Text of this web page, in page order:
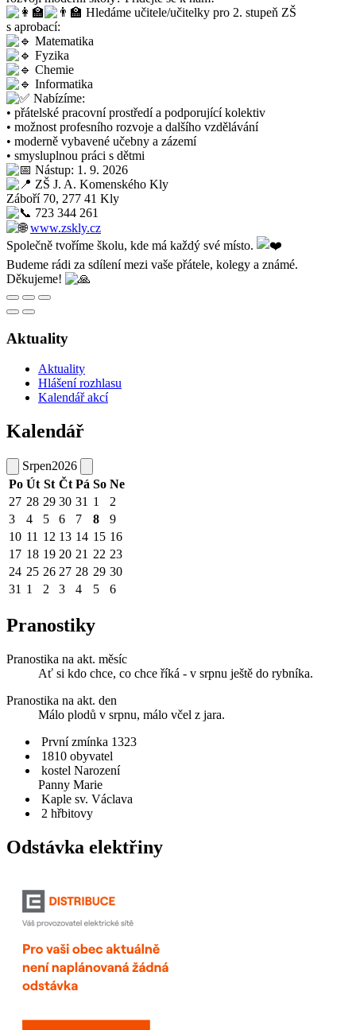
Hledáme učitele/učitelky pro 2. stupeň ZŠ
s aprobací:
Matematika
Fyzika
Chemie
Informatika
Nabízíme:
• přátelské pracovní prostředí a podporující kolektiv
• možnost profesního rozvoje a dalšího vzdělávání
• moderně vybavené učebny a zázemí
• smysluplnou práci s dětmi
Nástup: 1. 9. 2026
ZŠ J. A. Komenského Kly
Záboří 70, 277 41 Kly
723 344 261
www.zskly.cz
Společně tvoříme školu, kde má každý své místo.
Budeme rádi za sdílení mezi vaše přátele, kolegy a známé.
Děkujeme!
Aktuality
Aktuality
Hlášení rozhlasu
Kalendář akcí
Kalendář
Srpen2026
Po Út St Čt Pá So Ne
27 28 29 30 31 1
2
3
4 5 6 7 8
9
10 11 12 13 14 15 16
17 18 19 20 21 22 23
24 25 26 27 28 29 30
31 1 2 3 4 5 6
Pranostiky
Pranostika na akt. měsíc
Ať si kdo chce, co chce říká - v srpnu ještě do rybníka.
Pranostika na akt. den
Málo plodů v srpnu, málo včel z jara.
První zmínka 1323
1810 obyvatel
kostel Narození
Panny Marie
Kaple sv. Václava
2 hřbitovy
Odstávka elektřiny